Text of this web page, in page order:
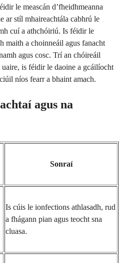
le meascán d’fheidhmeanna
ar stíl mhaireachtála cabhrú le
cuí a athchóiriú. Is féidir le
maith a choinneáil agus fanacht
agus cosc. Trí an chóireáil
is féidir le daoine a gcáilíocht
níos fearr a bhaint amach.
agus na
Sonraí
Is cúis le ionfections athlasadh, rud
a fhágann pian agus teocht sna
cluasa.